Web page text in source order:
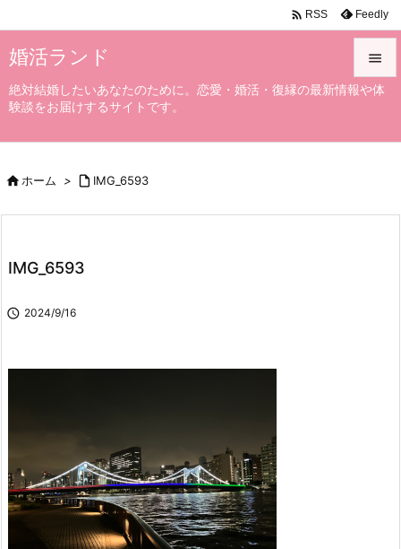
婚活ランド
絶対結婚したいあなたのために。恋愛・婚活・復縁の最新情報や体
験談をお届けするサイトです。



 RSS Feedly
ホーム >  IMG_6593
IMG_6593
 2024/9/16